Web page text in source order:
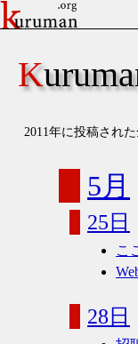
2011年に投稿され
5月
25日
こ
28日